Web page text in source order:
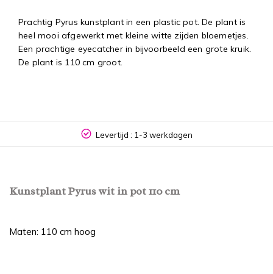
Prachtig Pyrus kunstplant in een plastic pot. De plant is
heel mooi afgewerkt met kleine witte zijden bloemetjes.
Een prachtige eyecatcher in bijvoorbeeld een grote kruik.
De plant is 110 cm groot.
Levertijd : 1-3 werkdagen
Kunstplant Pyrus wit in pot 110 cm
Maten: 110 cm hoog